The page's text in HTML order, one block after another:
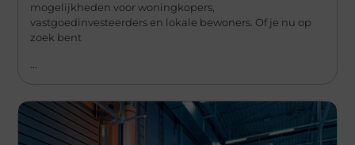
mogelijkheden voor woningkopers,
vastgoedinvesteerders en lokale bewoners. Of je nu op
zoek bent